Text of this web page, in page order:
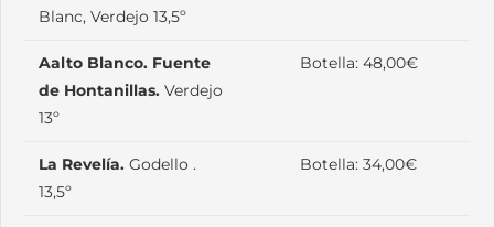
Blanc, Verdejo 13,5º
Aalto Blanco. Fuente
de Hontanillas. Verdejo
13º
Botella: 48,00€
La Revelía. Godello .
13,5º
Botella: 34,00€